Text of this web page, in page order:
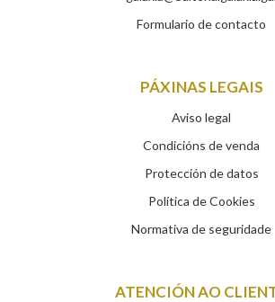
Formulario de contacto
PÁXINAS LEGAIS
Aviso legal
Condicións de venda
Protección de datos
Política de Cookies
Normativa de seguridade
ATENCIÓN AO